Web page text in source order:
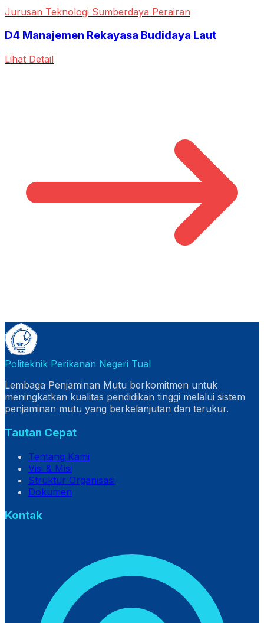
Jurusan Teknologi Sumberdaya Perairan
D4 Manajemen Rekayasa Budidaya Laut
Lihat Detail
Politeknik Perikanan Negeri Tual
Lembaga Penjaminan Mutu berkomitmen untuk
meningkatkan kualitas pendidikan tinggi melalui sistem
penjaminan mutu yang berkelanjutan dan terukur.
Tautan Cepat
Tentang Kami
Visi & Misi
Struktur Organisasi
Dokumen
Kontak